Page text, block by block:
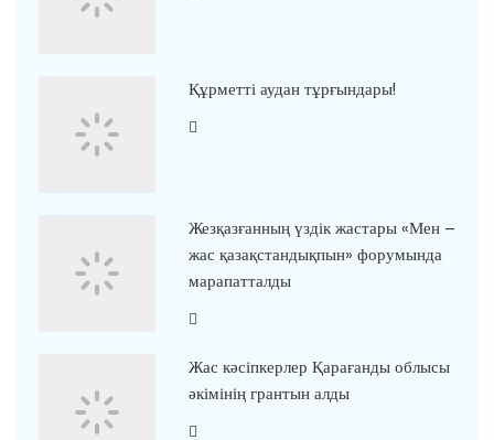
Құрметті аудан тұрғындары!
Жезқазғанның үздік жастары «Мен –
жас қазақстандықпын» форумында
марапатталды
Жас кәсіпкерлер Қарағанды облысы
әкімінің грантын алды